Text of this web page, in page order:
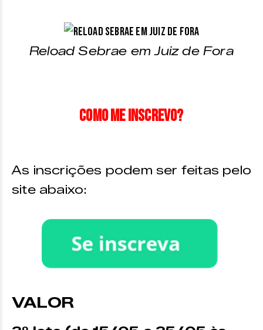
Reload Sebrae em Juiz de Fora
Como me inscrevo?
As inscrições podem ser feitas pelo
site abaixo:
VALOR